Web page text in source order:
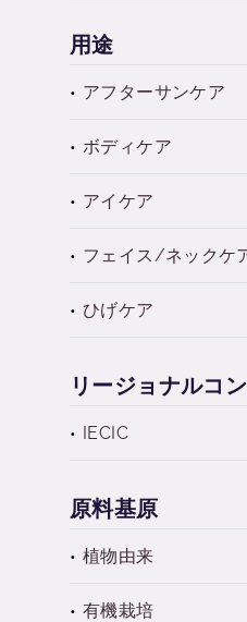
用途
アフターサンケア
ボディケア
アイケア
フェイス/ネックケ
ひげケア
リージョナルコ
IECIC
原料基原
植物由来
有機栽培